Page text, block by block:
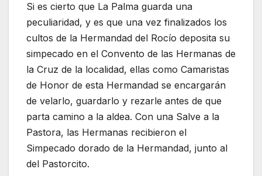
Si es cierto que La Palma guarda una
peculiaridad, y es que una vez finalizados los
cultos de la Hermandad del Rocío deposita su
simpecado en el Convento de las Hermanas de
la Cruz de la localidad, ellas como Camaristas
de Honor de esta Hermandad se encargarán
de velarlo, guardarlo y rezarle antes de que
parta camino a la aldea. Con una Salve a la
Pastora, las Hermanas recibieron el
Simpecado dorado de la Hermandad, junto al
del Pastorcito.